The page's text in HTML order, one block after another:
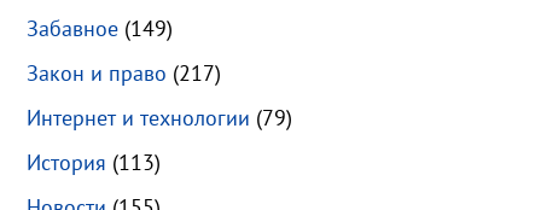
Забавное (149)
Закон и право (217)
Интернет и технологии (79)
История (113)